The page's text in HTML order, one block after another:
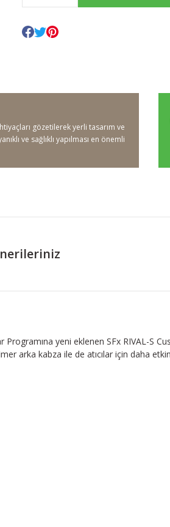
gözetilerek yerli tasarım ve
ve sağlıklı yapılması en önemli
yeni eklenen SFx RIVAL-S
arka kabza ile de atıcılar için daha